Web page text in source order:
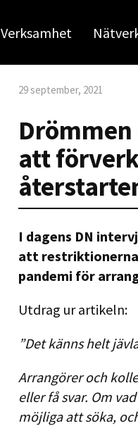
Verksamhet
29 september, 2021
att
I dagens DN
att restriktionerna
pandemi för
Utdrag ur artikeln:
”Det känns helt
Arrangörer och
eller få svar. Om
möjliga att söka,